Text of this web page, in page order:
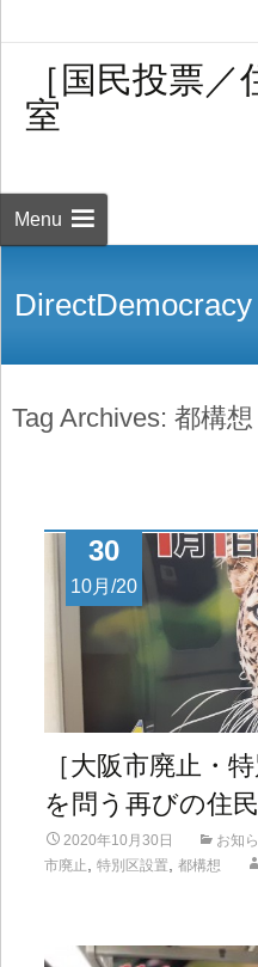
［国民投票
Menu
Tag Archives: 都構想
30
10月/20
［大阪市廃止・
を問う再びの住
2020年10月30日 お知
市廃止, 特別区設置, 都構想